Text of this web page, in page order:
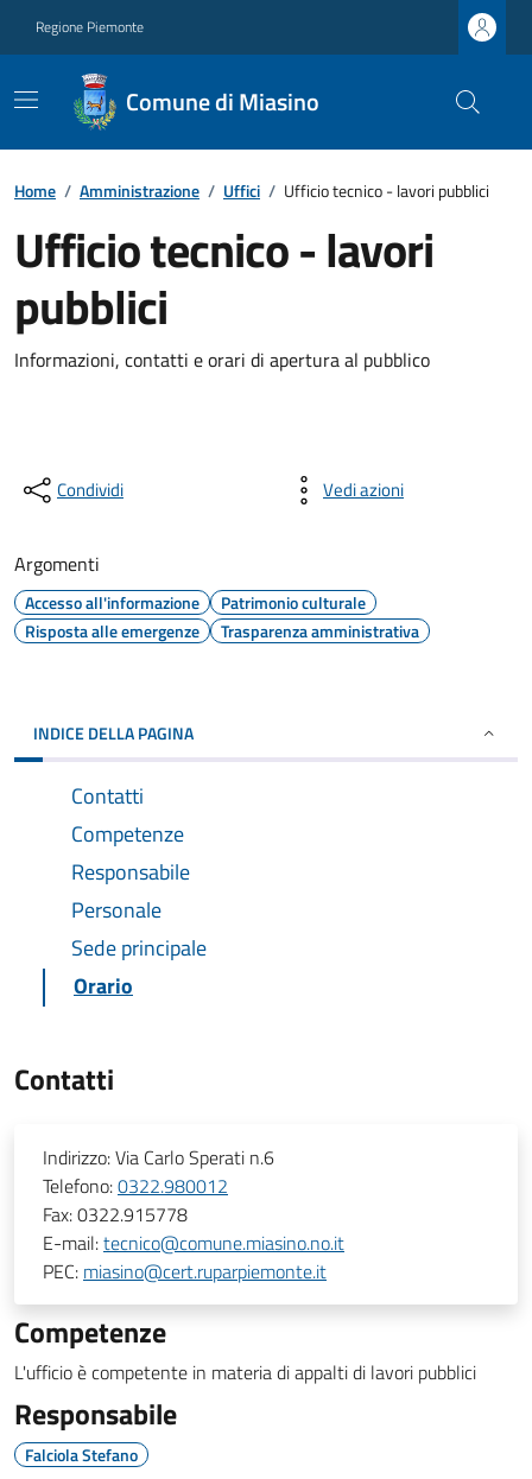
Regione Piemonte
Comune di Miasino
Home / Amministrazione / Uffici / Ufficio tecnico - lavori pubblici
Ufficio tecnico - lavori
pubblici
Informazioni, contatti e orari di apertura al pubblico
Condividi Vedi azioni
Argomenti
Accesso all'informazione
Patrimonio culturale
Risposta alle emergenze
Trasparenza amministrativa
INDICE DELLA PAGINA
Contatti
Competenze
Responsabile
Personale
Sede principale
Orario
Contatti
Indirizzo:Via Carlo Sperati n.6
Telefono:0322.980012
Fax:0322.915778
E-mail:tecnico@comune.miasino.no.it
PEC: miasino@cert.ruparpiemonte.it
Competenze
L'ufficio è competente in materia di appalti di lavori pubblici
Responsabile
Falciola Stefano